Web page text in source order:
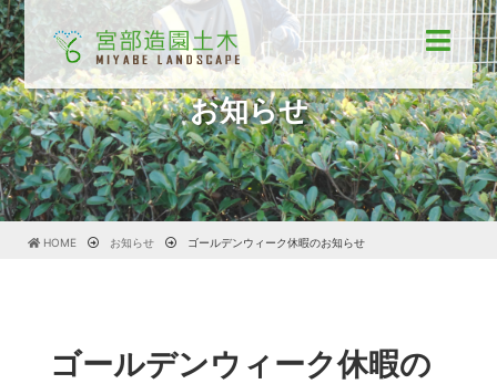
お知らせ
HOME お知らせ ゴールデンウィーク休暇のお知らせ
ゴールデンウィーク休暇の